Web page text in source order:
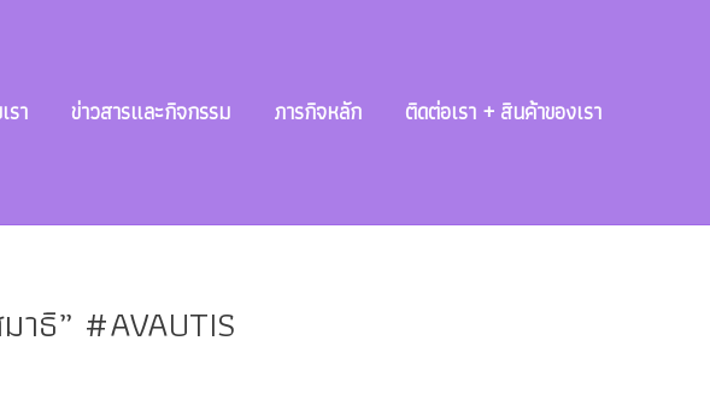
รา ข่าวสารและกิจกรรม ภารกิจหลัก ติดต่อเรา + สินค้าของเรา
ธิ” #AVAUTIS